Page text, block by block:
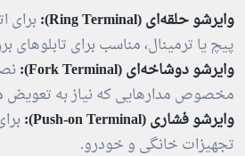
وایرشو حلقه‌ای (Ring Terminal):
برای
پیچ یا ترمینال، مناسب برای تابلوهای
وایرشو دوشاخه‌ای (Fork Terminal):
مخصوص مدارهایی که نیاز به تعویض
وایرشو فشاری (Push-on Terminal):
تجهیزات خانگی و خودرو.